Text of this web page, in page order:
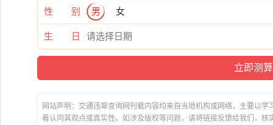
性 别 男 女
生 日
网站声明：交通违章查询网刊载内容均来自当地机构或网络，主要以
着认同其观点或真实性。如涉及版权等问题，请将链接反馈给我们，核